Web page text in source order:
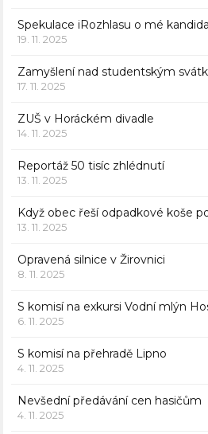
Spekulace iRozhlasu o mé
19. 11. 2025
Zamyšlení nad studentským
17. 11. 2025
ZUŠ v Horáckém divadle
14. 11. 2025
Reportáž 50 tisíc zhlédnutí
13. 11. 2025
Když obec řeší odpadkové koše
13. 11. 2025
Opravená silnice v Žirovnici
8. 11. 2025
S komisí na exkursi Vodní mlýn
6. 11. 2025
S komisí na přehradě Lipno
4. 11. 2025
Nevšední předávání cen hasičům
4. 11. 2025